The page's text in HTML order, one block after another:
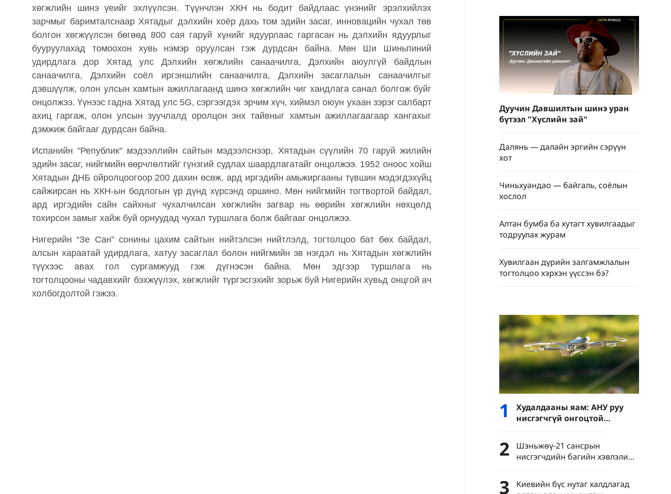
хөгжлийн шинэ үеийг эхлүүлсэн. Түүнчлэн ХКН нь бодит байдлаас үнэнийг эрэлхийлэх
зарчмыг баримталснаар Хятадыг дэлхийн хоёр дахь том эдийн засаг, инновацийн чухал төв
болгон хөгжүүлсэн бөгөөд 800 сая гаруй хүнийг ядуурлаас гаргасан нь дэлхийн ядуурлыг
бууруулахад томоохон хувь нэмэр оруулсан гэж дурдсан байна. Мөн Ши Шиньпиний
удирдлага дор Хятад улс Дэлхийн хөгжлийн санаачилга, Дэлхийн аюулгүй байдлын
санаачилга, Дэлхийн соёл иргэншлийн санаачилга, Дэлхийн засаглалын санаачилгыг
дэвшүүлж, олон улсын хамтын ажиллагаанд шинэ хөгжлийн чиг хандлага санал болгож буйг
онцолжээ. Үүнээс гадна Хятад улс 5G, сэргээгдэх эрчим хүч, хиймэл оюун ухаан зэрэг салбарт
ахиц гаргаж, олон улсын зуучлалд оролцон энх тайвныг хамтын ажиллагаагаар хангахыг
дэмжиж байгааг дурдсан байна.
Испанийн "Републик" мэдээллийн сайтын мэдээлснээр, Хятадын сүүлийн 70 гаруй жилийн
эдийн засаг, нийгмийн өөрчлөлтийг гүнзгий судлах шаардлагатайг онцолжээ. 1952 оноос хойш
Хятадын ДНБ ойролцоогоор 200 дахин өсөж, ард иргэдийн амьжиргааны түвшин мэдэгдэхүйц
сайжирсан нь ХКН-ын бодлогын үр дүнд хүрсэнд оршино. Мөн нийгмийн тогтвортой байдал,
ард иргэдийн сайн сайхныг чухалчилсан хөгжлийн загвар нь өөрийн хөгжлийн нөхцөлд
тохирсон замыг хайж буй орнуудад чухал туршлага болж байгааг онцолжээ.
Нигерийн “Зе Сан” сонины цахим сайтын нийтэлсэн нийтлэлд, тогтолцоо бат бөх байдал,
алсын хараатай удирдлага, хатуу засаглал болон нийгмийн эв нэгдэл нь Хятадын хөгжлийн
түүхээс авах гол сургамжууд гэж дүгнэсэн байна. Мөн эдгээр туршлага нь
тогтолцооны чадавхийг бэхжүүлэх, хөгжлийг түргэсгэхийг зорьж буй Нигерийн хувьд онцгой ач
холбогдолтой гэжээ.
Дуучин Давшилтын шинэ уран
бүтээл "Хүслийн зай"
Далянь — далайн эргийн сэрүүн
хот
Чиньхуандао — байгаль, соёлын
хослол
Алтан бумба ба хутагт хувилгаадыг
тодруулах журам
Хувилгаан дүрийн залгамжлалын
тогтолцоо хэрхэн үүссэн бэ?
1
Худалдааны яам: АНУ руу
нисгэгчгүй онгоцтой
холбоотой давхар
хэрэглээний барааны
экспортын хяналтыг
чангатгана
2
Шэньжөү-21 сансрын
нисгэгчдийн багийн хэвлэлийн
бага хурал Бээжинд болов
3
Киевийн бүс нутаг халдлагад